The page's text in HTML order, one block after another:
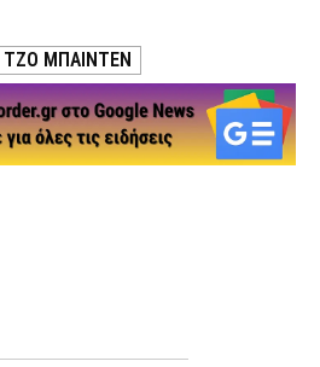
ΤΖΟ ΜΠΑΙΝΤΕΝ